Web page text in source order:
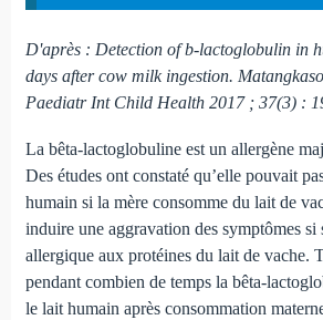
D'après : Detection of b-lactoglobulin in
days after cow milk ingestion.
Paediatr Int Child Health 2017 ; 37(3) :
La bêta-lactoglobuline est un allergène
Des études ont constaté qu’elle pouvait
humain si la mère consomme du lait de
induire une aggravation des symptômes si
allergique aux protéines du lait de vache.
pendant combien de temps la bêta-
le lait humain après consommation